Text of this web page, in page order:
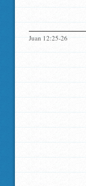
Juan 12:25-26